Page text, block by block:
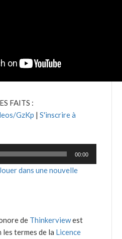
FAITS :
GzKp | S'inscrire à
00:00
Jouer dans une nouvelle
de Thinkerviewest
termes de la Licence